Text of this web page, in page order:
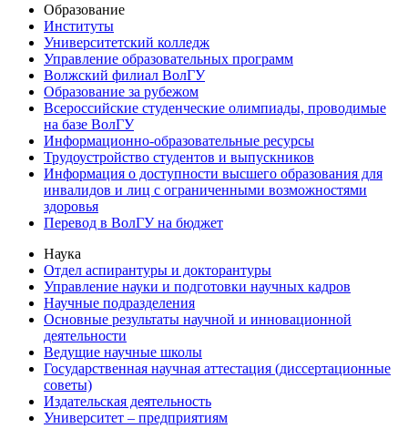
Образование
Институты
Университетский колледж
Управление образовательных программ
Волжский филиал ВолГУ
Образование за рубежом
Всероссийские студенческие олимпиады, проводимые
на базе ВолГУ
Информационно-образовательные ресурсы
Трудоустройство студентов и выпускников
Информация о доступности высшего образования для
инвалидов и лиц с ограниченными возможностями
здоровья
Перевод в ВолГУ на бюджет
Наука
Отдел аспирантуры и докторантуры
Управление науки и подготовки научных кадров
Научные подразделения
Основные результаты научной и инновационной
деятельности
Ведущие научные школы
Государственная научная аттестация (диссертационные
советы)
Издательская деятельность
Университет – предприятиям